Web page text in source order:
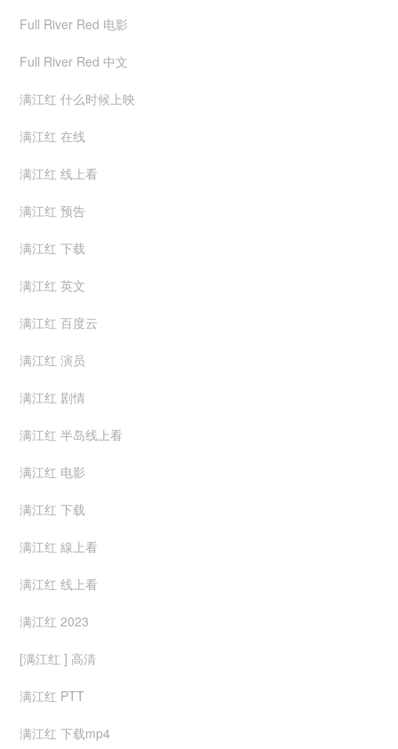
Full River Red 电影
Full River Red 中文
满江红 什么时候上映
满江红 在线
满江红 线上看
满江红 预告
满江红 下载
满江红 英文
满江红 百度云
满江红 演员
满江红 剧情
满江红 半岛线上看
满江红 电影
满江红 下载
满江红 線上看
满江红 线上看
满江红 2023
[满江红 ] 高清
满江红 PTT
满江红 下载mp4